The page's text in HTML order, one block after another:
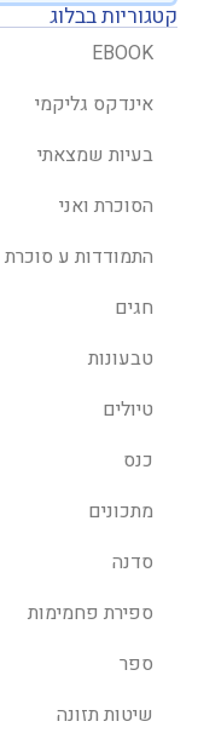
קטגוריות בבלוג
EBOOK
אינדקס גליקמי
בעיות שמצאתי
הסוכרת ואני
התמודדות ע סוכרת
חגים
טבעונות
טיולים
כנס
מתכונים
סדנה
ספירת פחמימות
ספר
שיטות תזונה